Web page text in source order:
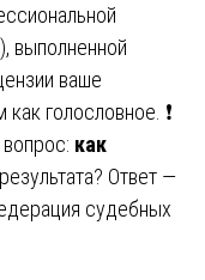
выполненной
ваше
голословное. ❗
как
Ответ —
судебных